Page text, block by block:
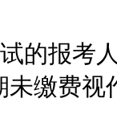
报考人
未缴费